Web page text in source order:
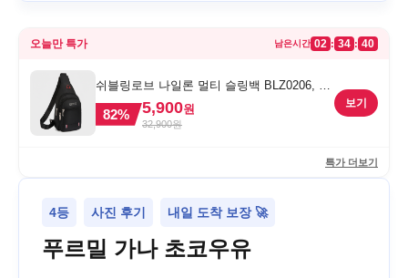
오늘만 특가 남은시간 02 : 34 : 40
쉬블링로브 나일론 멀티 슬링백 BLZ0206, 블
랙, FREE
82% 5,900원
32,900원
보기
특가 더보기
4등 사진 후기 내일 도착 보장 🚀
푸르밀 가나 초코우유